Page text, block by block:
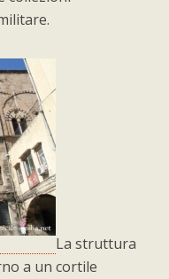
La struttura
a un cortile